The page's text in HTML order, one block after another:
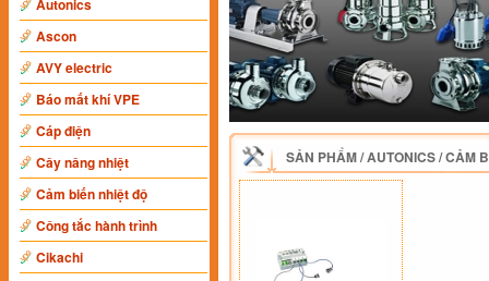
Autonics
Ascon
AVY electric
Báo mất khí VPE
Cáp điện
Cây nâng nhiệt
Cảm biến nhiệt độ
Công tắc hành trình
Cikachi
SẢN PHẨM/AUTONICS/CẢM